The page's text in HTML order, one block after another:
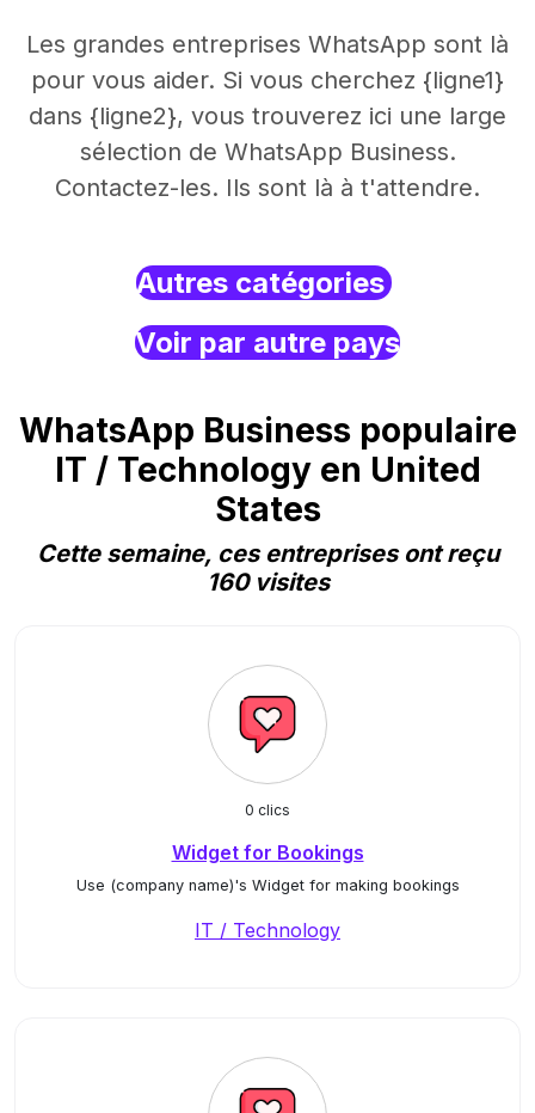
Les grandes entreprises WhatsApp sont là
pour vous aider. Si vous cherchez {ligne1}
dans {ligne2}, vous trouverez ici une large
sélection de WhatsApp Business.
Contactez-les. Ils sont là à t'attendre.
Autres catégories
Voir par autre pays
WhatsApp Business populaire
IT / Technology en United
States
Cette semaine, ces entreprises ont reçu
160 visites
0 clics
Widget for Bookings
Use (company name)'s Widget for making bookings
IT / Technology